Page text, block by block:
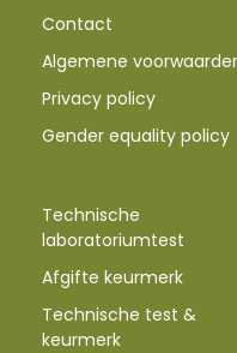
Contact
Algemene
Privacy policy
Gender equality policy
Technische
laboratoriumtest
Afgifte keurmerk
Technische test &
keurmerk